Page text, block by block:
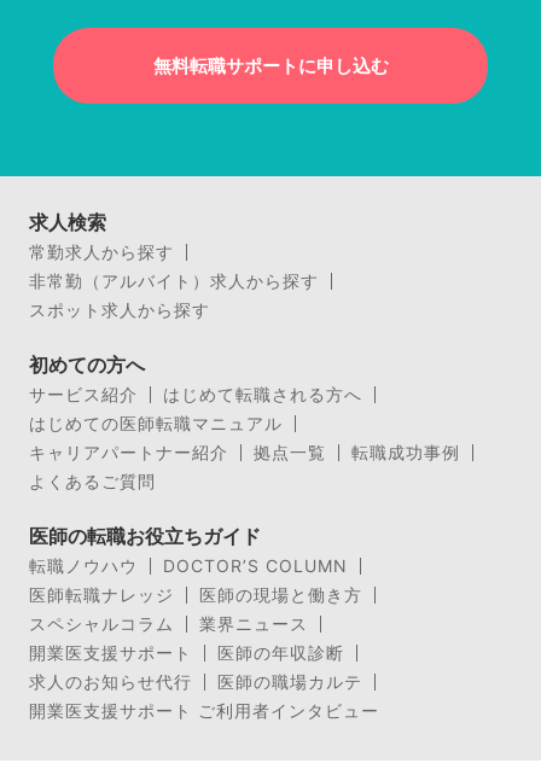
無料転職サポートに申し込む
求人検索
常勤求人から探す
非常勤（アルバイト）求人から探す
スポット求人から探す
初めての方へ
サービス紹介
はじめて転職される方へ
はじめての医師転職マニュアル
キャリアパートナー紹介
拠点一覧
転職成功事例
よくあるご質問
医師の転職お役立ちガイド
転職ノウハウ
DOCTOR’S COLUMN
医師転職ナレッジ
医師の現場と働き方
スペシャルコラム
業界ニュース
開業医支援サポート
医師の年収診断
求人のお知らせ代行
医師の職場カルテ
開業医支援サポート ご利用者インタビュー